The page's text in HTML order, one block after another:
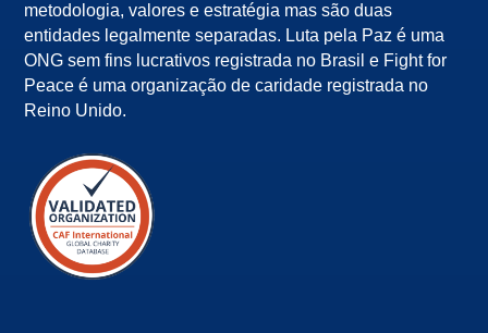
metodologia, valores e estratégia mas são duas
entidades legalmente separadas. Luta pela Paz é uma
ONG sem fins lucrativos registrada no Brasil e Fight for
Peace é uma organização de caridade registrada no
Reino Unido.